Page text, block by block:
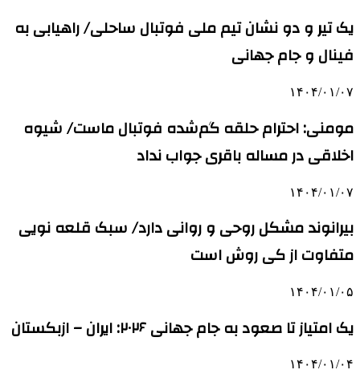
یک تیر و دو نشان تیم ملی فوتبال ساحلی/ راهیابی به
فینال و جام جهانی
۱۴۰۴/۰۱/۰۷
مومنی: احترام حلقه گم‌شده فوتبال ماست/ شیوه
اخلاقی در مساله باقری جواب نداد
۱۴۰۴/۰۱/۰۷
بیرانوند مشکل روحی و روانی دارد/ سبک قلعه نویی
متفاوت از کی روش است
۱۴۰۴/۰۱/۰۵
یک امتیاز تا صعود به جام جهانی ۲۰۲۶: ایران – ازبکستان
۱۴۰۴/۰۱/۰۴